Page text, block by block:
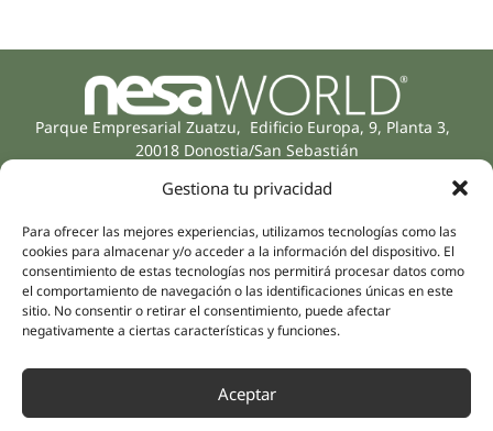
Gestiona tu privacidad
Para ofrecer las mejores experiencias, utilizamos tecnologías como las
cookies para almacenar y/o acceder a la información del dispositivo. El
consentimiento de estas tecnologías nos permitirá procesar datos como
el comportamiento de navegación o las identificaciones únicas en este
sitio. No consentir o retirar el consentimiento, puede afectar
negativamente a ciertas características y funciones.
Aceptar
Parque Empresarial Zuatzu, Edificio Europa, 9, Planta 3,
20018 Donostia/San Sebastián
Especialidades
Salud íntima
Sports
Salud mental
Neurología y dolor
Medicina estética
Compañía
Sobre nosotros
Equipo humano
Distribuidores
Partnerships
Nesa Academic